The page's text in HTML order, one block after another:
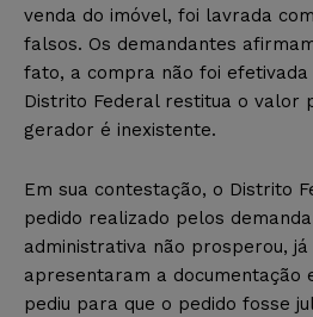
venda do imóvel, foi lavrada
falsos. Os demandantes
fato, a compra não foi efetivada
Distrito Federal restitua o valor
gerador é inexistente.
Em sua contestação, o Distrito
pedido realizado pelos
administrativa não prosperou, já
apresentaram a documentação
pediu para que o pedido fosse